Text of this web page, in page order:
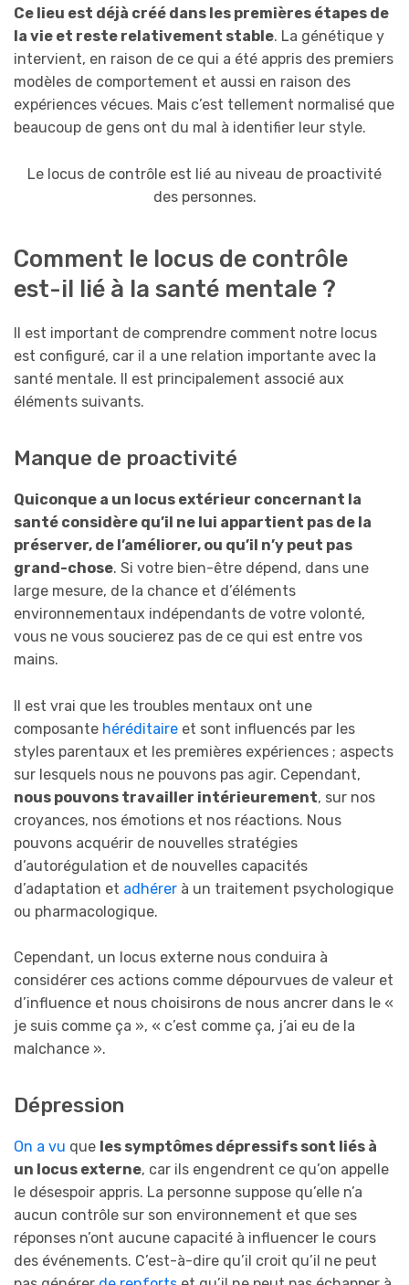
Ce lieu est déjà créé dans les premières étapes de
la vie et reste relativement stable. La génétique y
intervient, en raison de ce qui a été appris des premiers
modèles de comportement et aussi en raison des
expériences vécues. Mais c’est tellement normalisé que
beaucoup de gens ont du mal à identifier leur style.
Le locus de contrôle est lié au niveau de proactivité
des personnes.
Comment le locus de contrôle
est-il lié à la santé mentale ?
Il est important de comprendre comment notre locus
est configuré, car il a une relation importante avec la
santé mentale. Il est principalement associé aux
éléments suivants.
Manque de proactivité
Quiconque a un locus extérieur concernant la
santé considère qu’il ne lui appartient pas de la
préserver, de l’améliorer, ou qu’il n’y peut pas
grand-chose. Si votre bien-être dépend, dans une
large mesure, de la chance et d’éléments
environnementaux indépendants de votre volonté,
vous ne vous soucierez pas de ce qui est entre vos
mains.
Il est vrai que les troubles mentaux ont une
composante héréditaire et sont influencés par les
styles parentaux et les premières expériences ; aspects
sur lesquels nous ne pouvons pas agir. Cependant,
nous pouvons travailler intérieurement, sur nos
croyances, nos émotions et nos réactions. Nous
pouvons acquérir de nouvelles stratégies
d’autorégulation et de nouvelles capacités
d’adaptation et adhérer à un traitement psychologique
ou pharmacologique.
Cependant, un locus externe nous conduira à
considérer ces actions comme dépourvues de valeur et
d’influence et nous choisirons de nous ancrer dans le «
je suis comme ça », « c’est comme ça, j’ai eu de la
malchance ».
Dépression
On a vu que les symptômes dépressifs sont liés à
un locus externe, car ils engendrent ce qu’on appelle
le désespoir appris. La personne suppose qu’elle n’a
aucun contrôle sur son environnement et que ses
réponses n’ont aucune capacité à influencer le cours
des événements. C’est-à-dire qu’il croit qu’il ne peut